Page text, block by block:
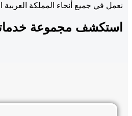
نعمل في جميع أنحاء المملكة العربية
استكشف مجموعة